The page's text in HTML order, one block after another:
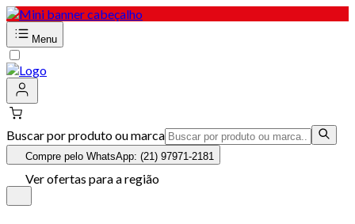
Menu
Buscar por produto ou marca
Compre pelo WhatsApp: (21) 97971-2181
Ver ofertas para a região